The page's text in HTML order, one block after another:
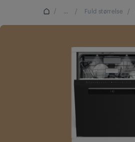
/ ... / Fuld størrelse /